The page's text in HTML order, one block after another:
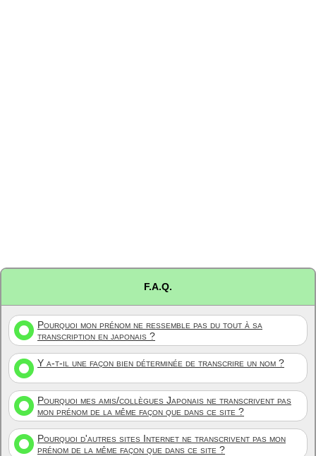
F.A.Q.
Pourquoi mon prénom ne ressemble pas du tout à sa
transcription en japonais ?
Y a-t-il une façon bien déterminée de transcrire un nom ?
Pourquoi mes amis/collègues Japonais ne transcrivent pas
mon prénom de la même façon que dans ce site ?
Pourquoi d'autres sites Internet ne transcrivent pas mon
prénom de la même façon que dans ce site ?